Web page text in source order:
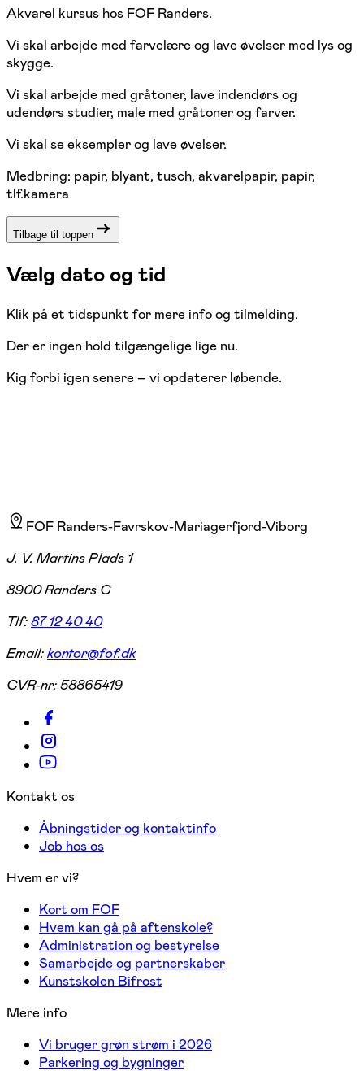
Akvarel kursus hos FOF Randers.
Vi skal arbejde med farvelære og lave øvelser med lys og
skygge.
Vi skal arbejde med gråtoner, lave indendørs og
udendørs studier, male med gråtoner og farver.
Vi skal se eksempler og lave øvelser.
Medbring: papir, blyant, tusch, akvarelpapir, papir,
tlf.kamera
Tilbage til toppen
Vælg dato og tid
Klik på et tidspunkt for mere info og tilmelding.
Der er ingen hold tilgængelige lige nu.
Kig forbi igen senere – vi opdaterer løbende.
FOF Randers-Favrskov-Mariagerfjord-Viborg
J. V. Martins Plads 1
8900 Randers C
Tlf:87 12 40 40
Email:kontor@fof.dk
CVR-nr:58865419
Kontakt os
Åbningstider og kontaktinfo
Job hos os
Hvem er vi?
Kort om FOF
Hvem kan gå på aftenskole?
Administration og bestyrelse
Samarbejde og partnerskaber
Kunstskolen Bifrost
Mere info
Vi bruger grøn strøm i 2026
Parkering og bygninger